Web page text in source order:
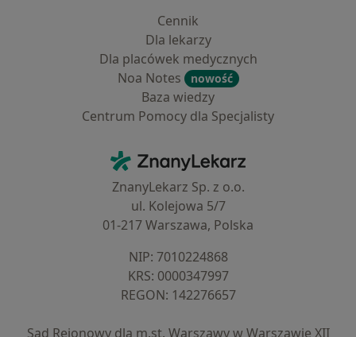
Cennik
Dla lekarzy
Dla placówek medycznych
Noa Notes
nowość
Baza wiedzy
Centrum Pomocy dla Specjalisty
ZnanyLekarz - Strona główna
ZnanyLekarz Sp. z o.o.
ul. Kolejowa 5/7
01-217 Warszawa, Polska
NIP: ⁠7010224868
KRS: ⁠0000347997
REGON: ⁠142276657
Sąd Rejonowy dla m.st. Warszawy w Warszawie XII